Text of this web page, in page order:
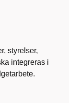
styrelser,
integreras i